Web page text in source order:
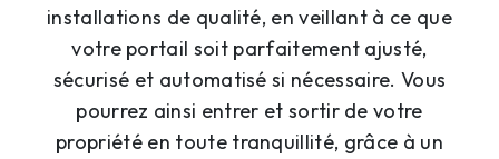
installations de qualité, en veillant à ce que
votre portail soit parfaitement ajusté,
sécurisé et automatisé si nécessaire. Vous
pourrez ainsi entrer et sortir de votre
propriété en toute tranquillité, grâce à un